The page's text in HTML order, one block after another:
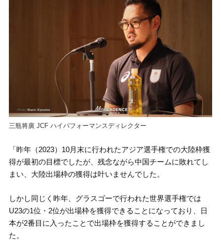
三瓶将廣 JCF ハイパフォーマンスディレクター
「昨年（2023）10月末に行われたアジア選手権での大陸枠獲
得が最初の目標でしたが、残念ながら中国チームに敗れてし
まい、大陸出場枠の獲得は叶いませんでした。
しかし同じく昨年、グラスゴーで行われた世界選手権では
U23の1位・2位が出場枠を獲得できることになっており、日
本が2番目に入ったことで出場枠を獲得することができまし
た。